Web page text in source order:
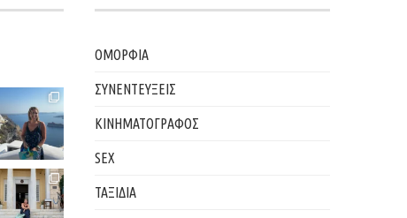
ΟΜΟΡΦΙΑ
ΣΥΝΕΝΤΕΥΞΕΙΣ
ΚΙΝΗΜΑΤΟΓΡΑΦΟΣ
SEX
ΤΑΞΙΔΙΑ